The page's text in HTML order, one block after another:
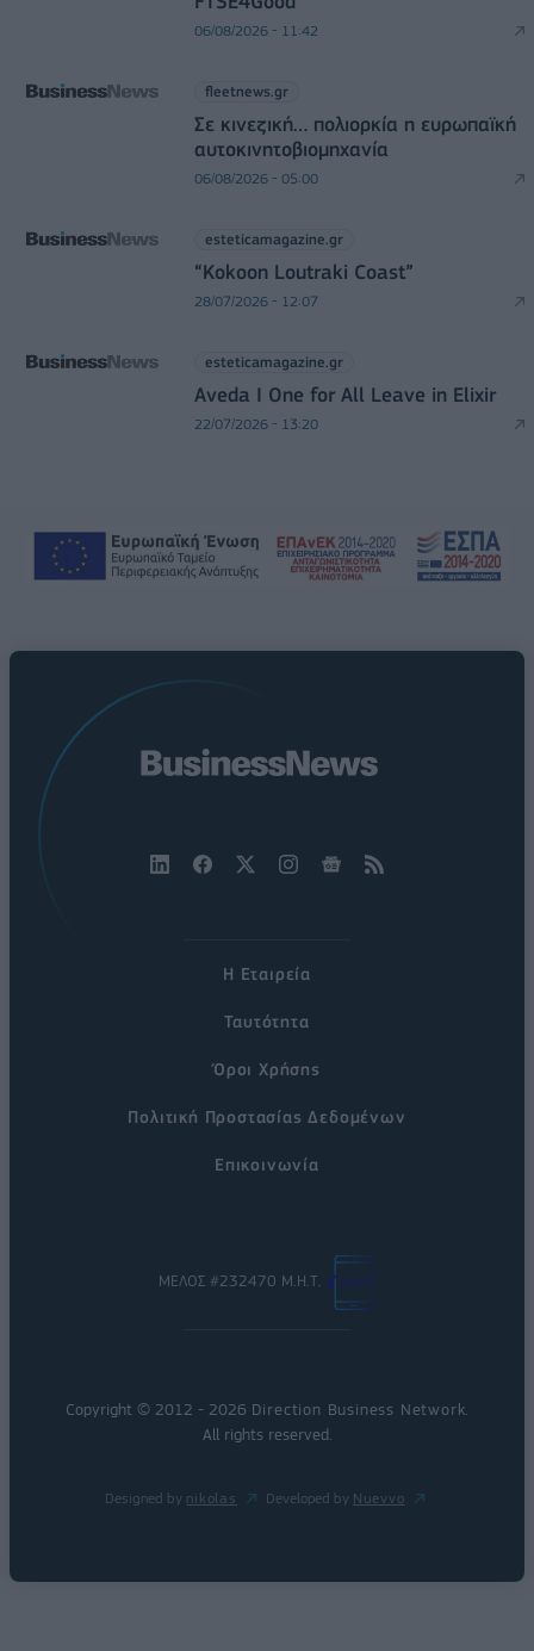
06/08/2026 - 11:42
fleetnews.gr
Σε κινεζική… πολιορκία η ευρωπαϊκή
αυτοκινητοβιομηχανία
06/08/2026 - 05:00
esteticamagazine.gr
“Kokoon Loutraki Coast”
28/07/2026 - 12:07
esteticamagazine.gr
Aveda I One for All Leave in Elixir
22/07/2026 - 13:20
Η Εταιρεία
Ταυτότητα
Όροι Χρήσης
Πολιτική Προστασίας Δεδομένων
Επικοινωνία
ΜΕΛΟΣ #232470 Μ.Η.Τ.
Copyright © 2012 - 2026 Direction Business Network
All rights reserved.
Designed by nikolas Developed by Nuevvo